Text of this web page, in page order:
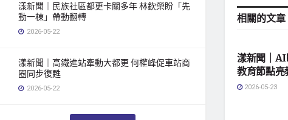
漾新聞｜民族社區都更卡關多年 林欽榮盼「先
動一棟」帶動翻轉
2026-05-22
漾新聞｜高鐵進站牽動大都更 何權峰促車站商
圈同步復甦
2026-05-22
相關的文章
漾新聞｜AI
教育節點亮
2026-05-23